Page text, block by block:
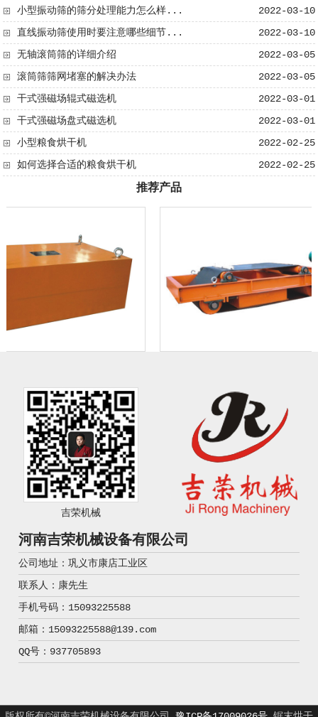
2022-03-10
小型振动筛的筛分处理能力怎么样...
2022-03-10
直线振动筛使用时要注意哪些细节...
2022-03-05
无轴滚筒筛​的详细介绍
2022-03-05
滚筒筛筛网堵塞的解决办法
2022-03-01
干式强磁场辊式磁选机
2022-03-01
干式强磁场盘式磁选机
2022-02-25
小型粮食烘干机
2022-02-25
如何选择合适的粮食烘干机
推荐产品
吉荣机械
河南吉荣机械设备有限公司
公司地址：巩义市康店工业区
联系人：康先生
手机号码：15093225588
邮箱：15093225588@139.com
QQ号：937705893